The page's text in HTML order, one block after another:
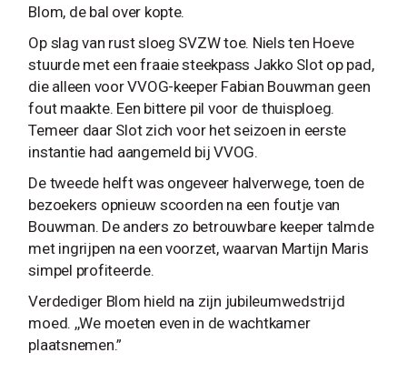
Blom, de bal over kopte.
Op slag van rust sloeg SVZW toe. Niels ten Hoeve
stuurde met een fraaie steekpass Jakko Slot op pad,
die alleen voor VVOG-keeper Fabian Bouwman geen
fout maakte. Een bittere pil voor de thuisploeg.
Temeer daar Slot zich voor het seizoen in eerste
instantie had aangemeld bij VVOG.
De tweede helft was ongeveer halverwege, toen de
bezoekers opnieuw scoorden na een foutje van
Bouwman. De anders zo betrouwbare keeper talmde
met ingrijpen na een voorzet, waarvan Martijn Maris
simpel profiteerde.
Verdediger Blom hield na zijn jubileumwedstrijd
moed. ,,We moeten even in de wachtkamer
plaatsnemen.”